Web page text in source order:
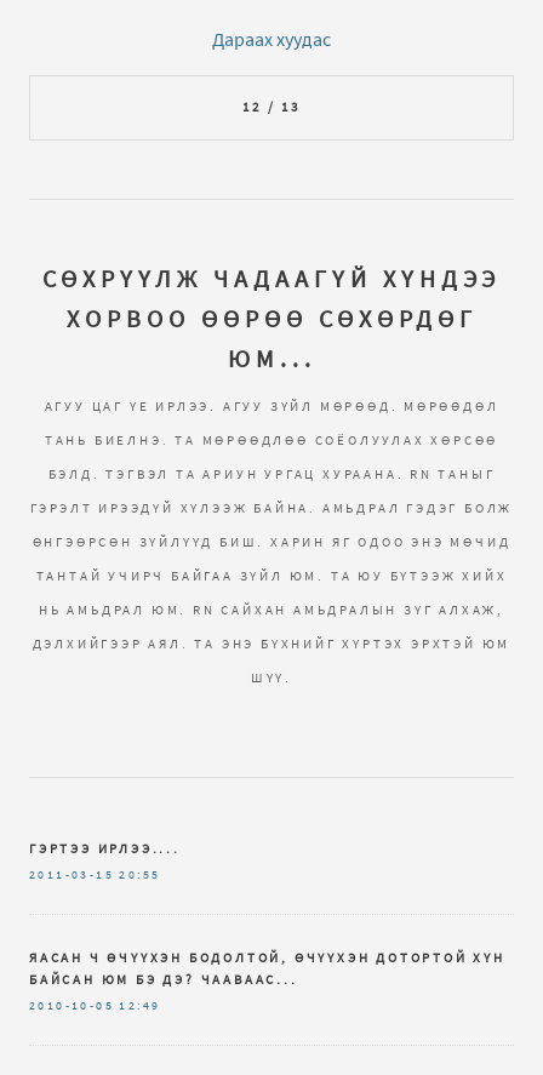
Дараах хуудас
12 / 13
СӨХРҮҮЛЖ ЧАДААГҮЙ ХҮНДЭЭ
ХОРВОО ӨӨРӨӨ СӨХӨРДӨГ
ЮМ...
АГУУ ЦАГ ҮЕ ИРЛЭЭ. АГУУ ЗҮЙЛ МӨРӨӨД. МӨРӨӨДӨЛ
ТАНЬ БИЕЛНЭ. ТА МӨРӨӨДЛӨӨ СОЁОЛУУЛАХ ХӨРСӨӨ
БЭЛД. ТЭГВЭЛ ТА АРИУН УРГАЦ ХУРААНА. RN ТАНЫГ
ГЭРЭЛТ ИРЭЭДҮЙ ХҮЛЭЭЖ БАЙНА. АМЬДРАЛ ГЭДЭГ БОЛЖ
ӨНГЭӨРСӨН ЗҮЙЛҮҮД БИШ. ХАРИН ЯГ ОДОО ЭНЭ МӨЧИД
ТАНТАЙ УЧИРЧ БАЙГАА ЗҮЙЛ ЮМ. ТА ЮУ БҮТЭЭЖ ХИЙХ
НЬ АМЬДРАЛ ЮМ. RN САЙХАН АМЬДРАЛЫН ЗҮГ АЛХАЖ,
ДЭЛХИЙГЭЭР АЯЛ. ТА ЭНЭ БҮХНИЙГ ХҮРТЭХ ЭРХТЭЙ ЮМ
ШҮҮ.
ГЭРТЭЭ ИРЛЭЭ....
2011-03-15 20:55
ЯАСАН Ч ӨЧҮҮХЭН БОДОЛТОЙ, ӨЧҮҮХЭН ДОТОРТОЙ ХҮН
БАЙСАН ЮМ БЭ ДЭ? ЧААВААС...
2010-10-05 12:49